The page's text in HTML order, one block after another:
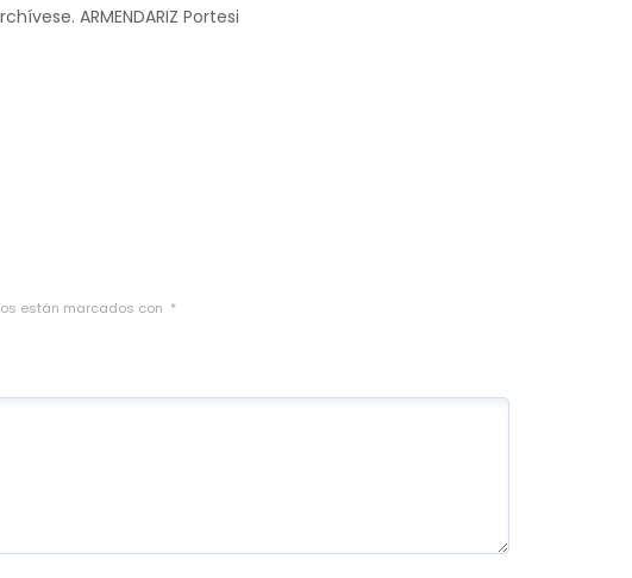
ARMENDARIZ Portesi
están marcados con *